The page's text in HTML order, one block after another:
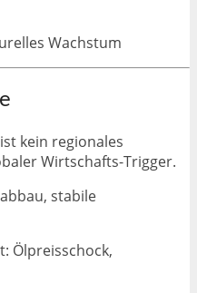
Wachstum
kein regionales
Wirtschafts-Trigger.
stabile
Ölpreisschock,